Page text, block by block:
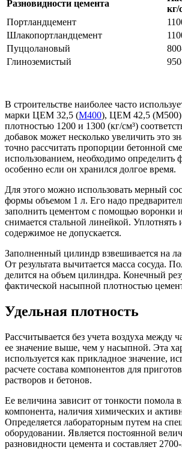
Разновидности цемента
кг/
Портландцемент
Шлакопортландцемент
Пуццолановый
Глиноземистый
В строительстве наиболее часто
марки ЦЕМ 32,5 (М400), ЦЕМ 42,5 (М500)
плотностью 1200 и 1300 (кг/см³)
добавок может несколько увеличить это
точно рассчитать пропорции бетонной
использованием, необходимо
особенно если он хранился долгое время.
Для этого можно использовать мерный
формы объемом 1 л. Его надо
заполнить цементом с помощью воронки
снимается стальной линейкой. Уплотнять
содержимое не допускается.
Заполненный цилиндр взвешивается на
От результата вычитается масса сосуда.
делится на объем цилиндра. Конечный
фактической насыпной плотностью
Удельная плотность
Рассчитывается без учета воздуха между
ее значение выше, чем у насыпной. Эта
используется как прикладное значение,
расчете состава компонентов для
растворов и бетонов.
Ее величина зависит от тонкости помола
компонента, наличия химических и
Определяется лабораторным путем на
оборудовании. Является постоянной
разновидности цемента и составляет